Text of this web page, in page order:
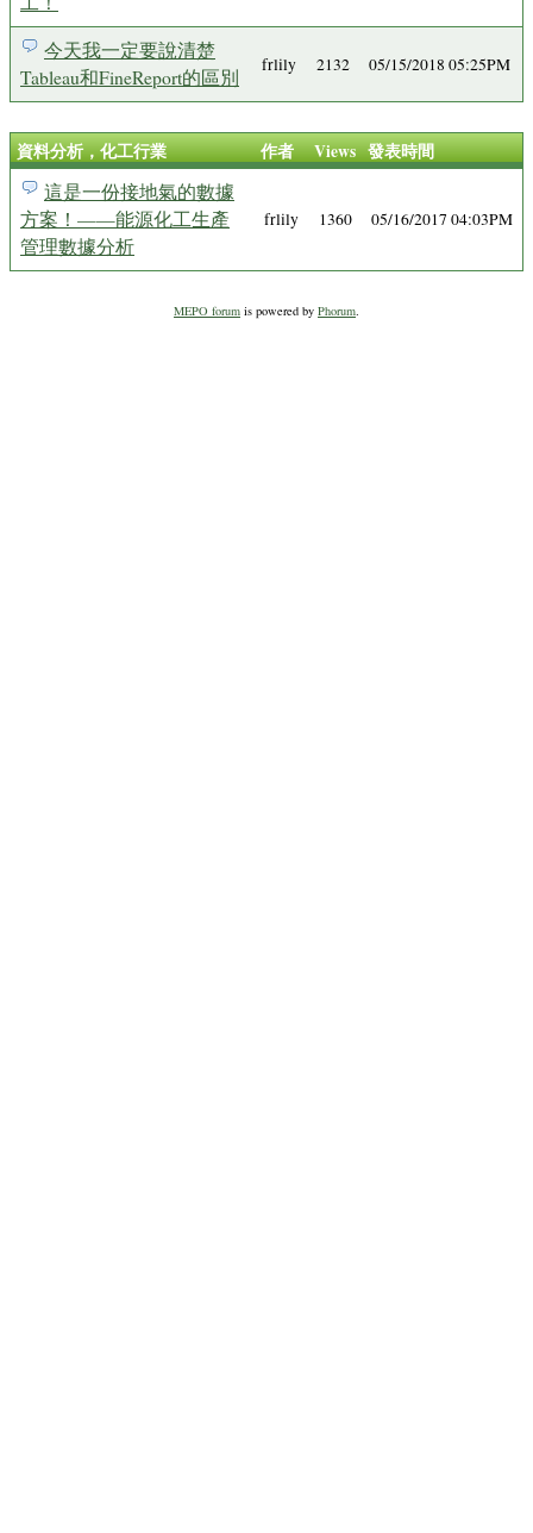
今天我一定要說清楚
Tableau和FineReport的區別
frlily 2132 05/15/2018 05:25PM
資料分析，化工行業 作者 Views 發表時間
這是一份接地氣的數據
方案！——能源化工生產
管理數據分析
frlily 1360 05/16/2017 04:03PM
MEPO forum is powered by Phorum.